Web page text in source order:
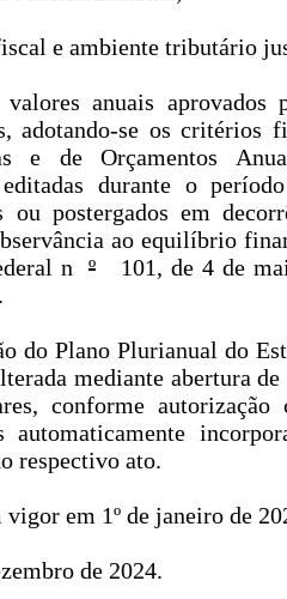
e ambiente tributário
anuais aprovados
adotando-se os critérios
e de Orçamentos
durante o
ou postergados em
ao equilíbrio
n
º
101, de 4 de
do Plano Plurianual do
mediante abertura
conforme
automaticamente
respectivo ato.
em 1º de janeiro de
de 2024.